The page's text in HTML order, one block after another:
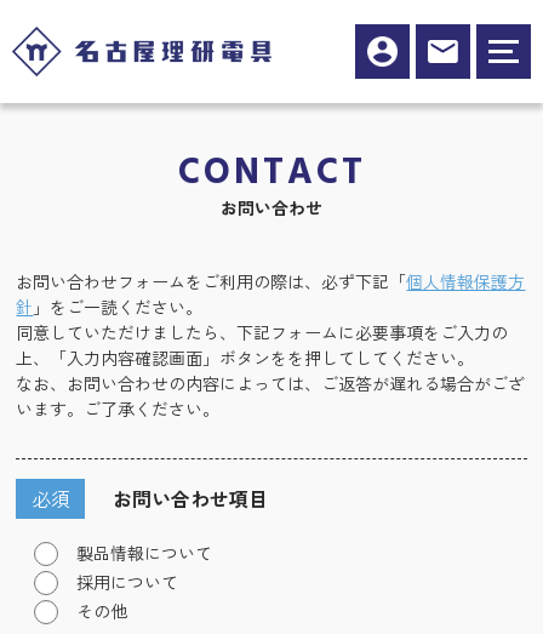
CONTACT
お問い合わせ
お問い合わせフォームをご利用の際は、必ず下記「個人情報保護方
針 」をご一読ください。
同意していただけましたら、下記フォームに必要事項をご入力の
上、「入力内容確認画面」ボタンをを押してしてください。
なお、お問い合わせの内容によっては、ご返答が遅れる場合がござ
います。ご了承ください。
お問い合わせ項目
必須
製品情報について
採用について
その他